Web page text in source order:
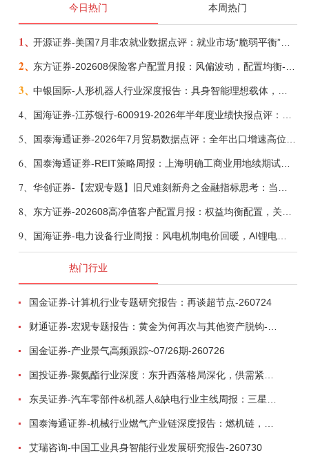
今日热门 本周热门
1、 开源证券-美国7月非农就业数据点评：就业市场“脆弱平衡”，美联储加息动力并不高-260808
2、
3、
4、
5、
6、 国泰海通证券-REIT策略周报：上海明确工商业用地续期试行框架-260808
7、
8、 东方证券-202608高净值客户配置月报：权益均衡配置，关注多元策略-260809
9、 国海证券-电力设备行业周报：风电机制电价回暖，AI锂电全链维持高景气-260808
热门行业
国金证券-计算机行业专题研究报告：再谈超节点-260724
国金证券-产业景气高频跟踪~07/26期-260726
艾瑞咨询-中国工业具身智能行业发展研究报告-260730